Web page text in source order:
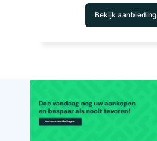
Bekijk aanbieding